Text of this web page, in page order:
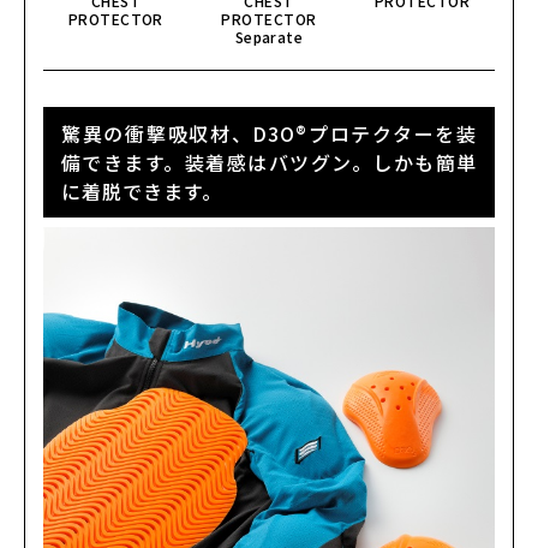
PROTECTOR
PROTECTOR
Separate
驚異の衝撃吸収材、D3O®プロテクターを装
備できます。装着感はバツグン。しかも簡単
に着脱できます。